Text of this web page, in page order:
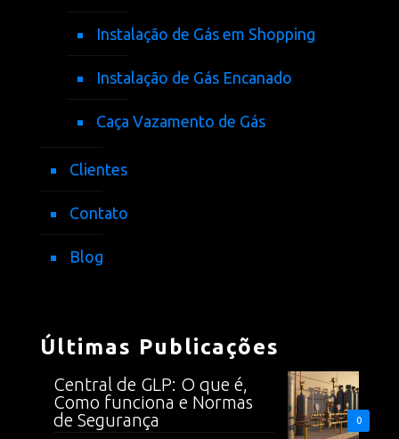
Instalação de Gás em Shopping
Instalação de Gás Encanado
Caça Vazamento de Gás
Clientes
Contato
Blog
Últimas Publicações
0
Central de GLP: O que é,
Como funciona e Normas
de Segurança